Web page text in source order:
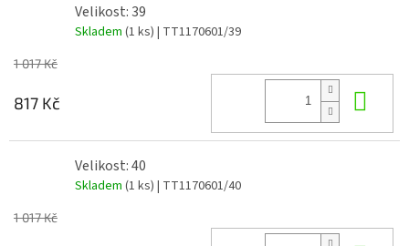
Velikost: 39
Skladem (1 ks) | TT1170601/39
1 017 Kč
817 Kč
Velikost: 40
Skladem (1 ks) | TT1170601/40
1 017 Kč